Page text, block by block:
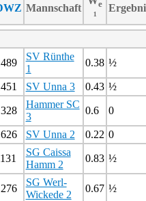
Mannschaft e
¹
SV Rünthe
1
0.38 ½
SV Unna 3 0.43 ½
Hammer SC
3
0.6 0
SV Unna 2 0.22 0
SG Caissa
Hamm 2
0.83 ½
SG Werl-
Wickede 2
0.67 ½